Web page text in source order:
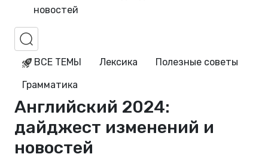
новостей
ВСЕ ТЕМЫ Лексика
Полезные советы
Грамматика
Английский 2024:
дайджест изменений и
новостей